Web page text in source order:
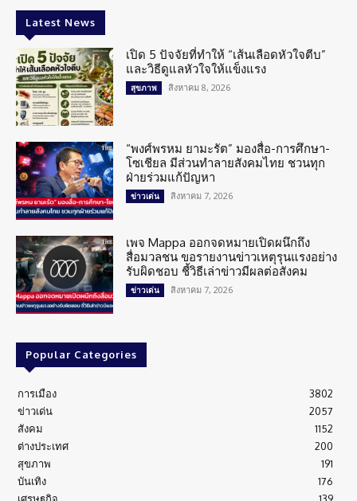
Latest News
เปิด 5 ปัจจัยที่ทำให้ “เส้นเลือดหัวใจตีบ”
และวิธีดูแลหัวใจให้แข็งแรง
สุขภาพ สิงหาคม 8, 2026
“พงศ์พรหม ยามะรัต” มองสื่อ-การศึกษา-
โซเชียล มีส่วนทำลายสังคมไทย ชวนทุก
ฝ่ายร่วมแก้ปัญหา
ข่าวเด่น สิงหาคม 7, 2026
เพจ Mappa ออกจดหมายเปิดผนึกถึง
สื่อมวลชน ขอรายงานข่าวเหตุรุนแรงอย่าง
รับผิดชอบ ชี้วิธีเล่าข่าวมีผลต่อสังคม
ข่าวเด่น สิงหาคม 7, 2026
Popular Categories
การเมือง
3802
ข่าวเด่น
2057
สังคม
1152
ต่างประเทศ
200
สุขภาพ
191
บันเทิง
176